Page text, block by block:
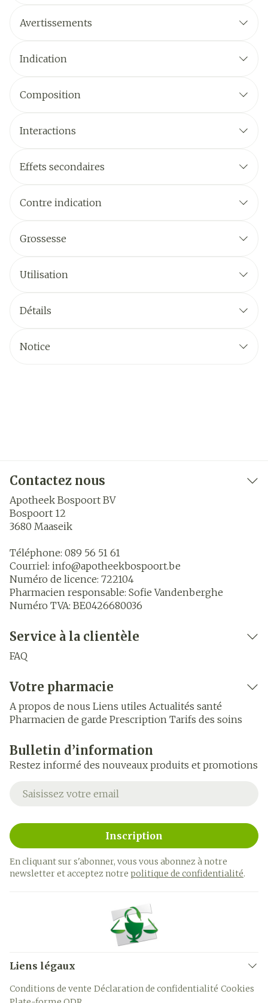
Avertissements
Indication
Composition
Interactions
Effets secondaires
Contre indication
Grossesse
Utilisation
Détails
Notice
Contactez nous
Apotheek Bospoort BV
Bospoort 12
3680 Maaseik
Téléphone: 089 56 51 61
Courriel: info@apotheekbospoort.be
Numéro de licence: 722104
Pharmacien responsable: Sofie Vandenberghe
Numéro TVA: BE0426680036
Service à la clientèle
FAQ
Votre pharmacie
A propos de nous Liens utiles Actualités santé
Pharmacien de garde Prescription Tarifs des soins
Bulletin d’information
Restez informé des nouveaux produits et promotions
Adresse mail
Inscription
En cliquant sur s'abonner, vous vous abonnez à notre
newsletter et acceptez notre politique de confidentialité.
Liens légaux
Conditions de vente Déclaration de confidentialité Cookies